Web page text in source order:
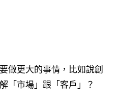
做更大的事情，比如說創
「市場」跟「客戶」？